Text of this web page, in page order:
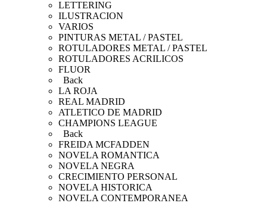
LETTERING
ILUSTRACION
VARIOS
PINTURAS METAL / PASTEL
ROTULADORES METAL / PASTEL
ROTULADORES ACRILICOS
FLUOR
Back
LA ROJA
REAL MADRID
ATLETICO DE MADRID
CHAMPIONS LEAGUE
Back
FREIDA MCFADDEN
NOVELA ROMANTICA
NOVELA NEGRA
CRECIMIENTO PERSONAL
NOVELA HISTORICA
NOVELA CONTEMPORANEA